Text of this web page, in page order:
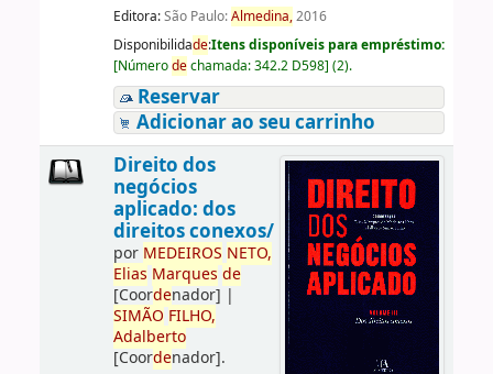
Editora:São Paulo:Almedina,2016
Disponibilidade:Itens disponíveis para empréstimo:
[Númerodechamada:342.2 D598] (2).
Reservar
Adicionar ao seu carrinho
Direito dos
negócios
aplicado: dos
direitos conexos/
por MEDEIROS NETO,
Elias Marques de
[Coordenador] |
SIMÃO FILHO,
Adalberto
[Coordenador].